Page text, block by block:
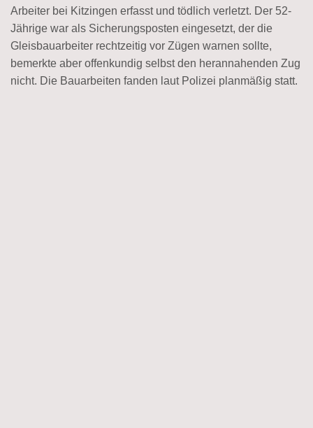
Arbeiter bei Kitzingen erfasst und tödlich verletzt. Der 52-
Jährige war als Sicherungsposten eingesetzt, der die
Gleisbauarbeiter rechtzeitig vor Zügen warnen sollte,
bemerkte aber offenkundig selbst den herannahenden Zug
nicht. Die Bauarbeiten fanden laut Polizei planmäßig statt.